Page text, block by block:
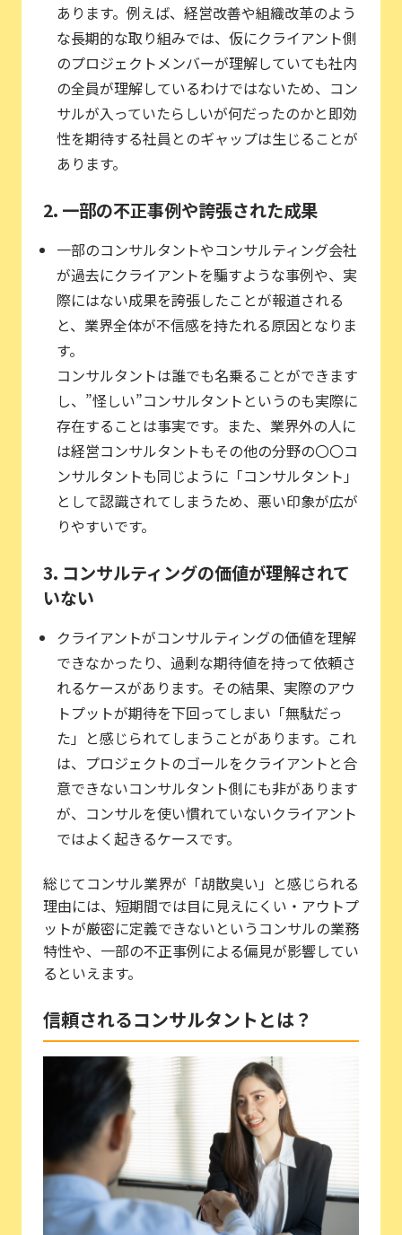
あります。例えば、経営改善や組織改革のよう
な長期的な取り組みでは、仮にクライアント側
のプロジェクトメンバーが理解していても社内
の全員が理解しているわけではないため、コン
サルが入っていたらしいが何だったのかと即効
性を期待する社員とのギャップは生じることが
あります。
2. 一部の不正事例や誇張された成果
一部のコンサルタントやコンサルティング会社
が過去にクライアントを騙すような事例や、実
際にはない成果を誇張したことが報道される
と、業界全体が不信感を持たれる原因となりま
す。
コンサルタントは誰でも名乗ることができます
し、”怪しい”コンサルタントというのも実際に
存在することは事実です。また、業界外の人に
は経営コンサルタントもその他の分野の〇〇コ
ンサルタントも同じように「コンサルタント」
として認識されてしまうため、悪い印象が広が
りやすいです。
3. コンサルティングの価値が理解されて
いない
クライアントがコンサルティングの価値を理解
できなかったり、過剰な期待値を持って依頼さ
れるケースがあります。その結果、実際のアウ
トプットが期待を下回ってしまい「無駄だっ
た」と感じられてしまうことがあります。これ
は、プロジェクトのゴールをクライアントと合
意できないコンサルタント側にも非があります
が、コンサルを使い慣れていないクライアント
ではよく起きるケースです。
総じてコンサル業界が「胡散臭い」と感じられる
理由には、短期間では目に見えにくい・アウトプ
ットが厳密に定義できないというコンサルの業務
特性や、一部の不正事例による偏見が影響してい
るといえます。
信頼されるコンサルタントとは？